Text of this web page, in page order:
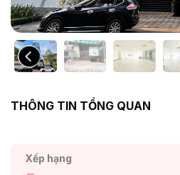
THÔNG TIN TỔNG QUAN
Xếp hạng